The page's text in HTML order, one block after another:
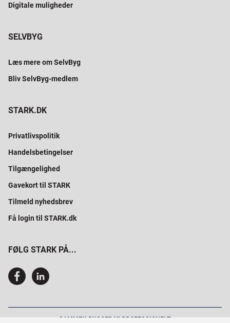
Digitale muligheder
SELVBYG
Læs mere om SelvByg
Bliv SelvByg-medlem
STARK.DK
Privatlivspolitik
Handelsbetingelser
Tilgængelighed
Gavekort til STARK
Tilmeld nyhedsbrev
Få login til STARK.dk
FØLG STARK PÅ...
SAMMEN BYGGER VI PROFESSIONELT